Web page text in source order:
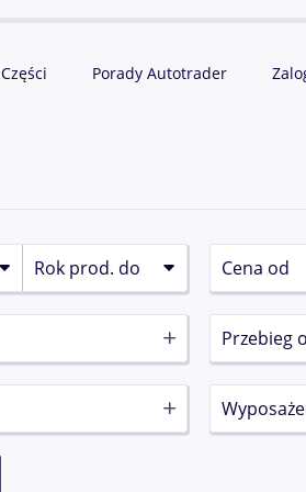
Części Porady Autotrader